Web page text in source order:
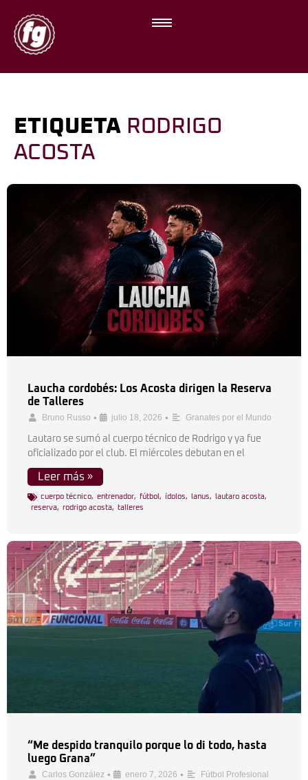
ETIQUETA RODRIGO
ACOSTA
Laucha cordobés: Los Acosta dirigen la Reserva
de Talleres
Bruno Russo • julio 18, 2026 • Granates por el Mundo
Lautaro se sumó al cuerpo técnico de Rodrigo y ya fue
oficializado por el club. El miércoles debutan en el
Leer más »
cuerpo técnico, entrenador, fútbol , ídolos, lanus, lautaro acosta,
reserva, rodrigo acosta, talleres
“Me despido tranquilo porque lo di todo, hasta
luego Grana”
Carlos González • enero 7, 2026 • Fútbol Profesional